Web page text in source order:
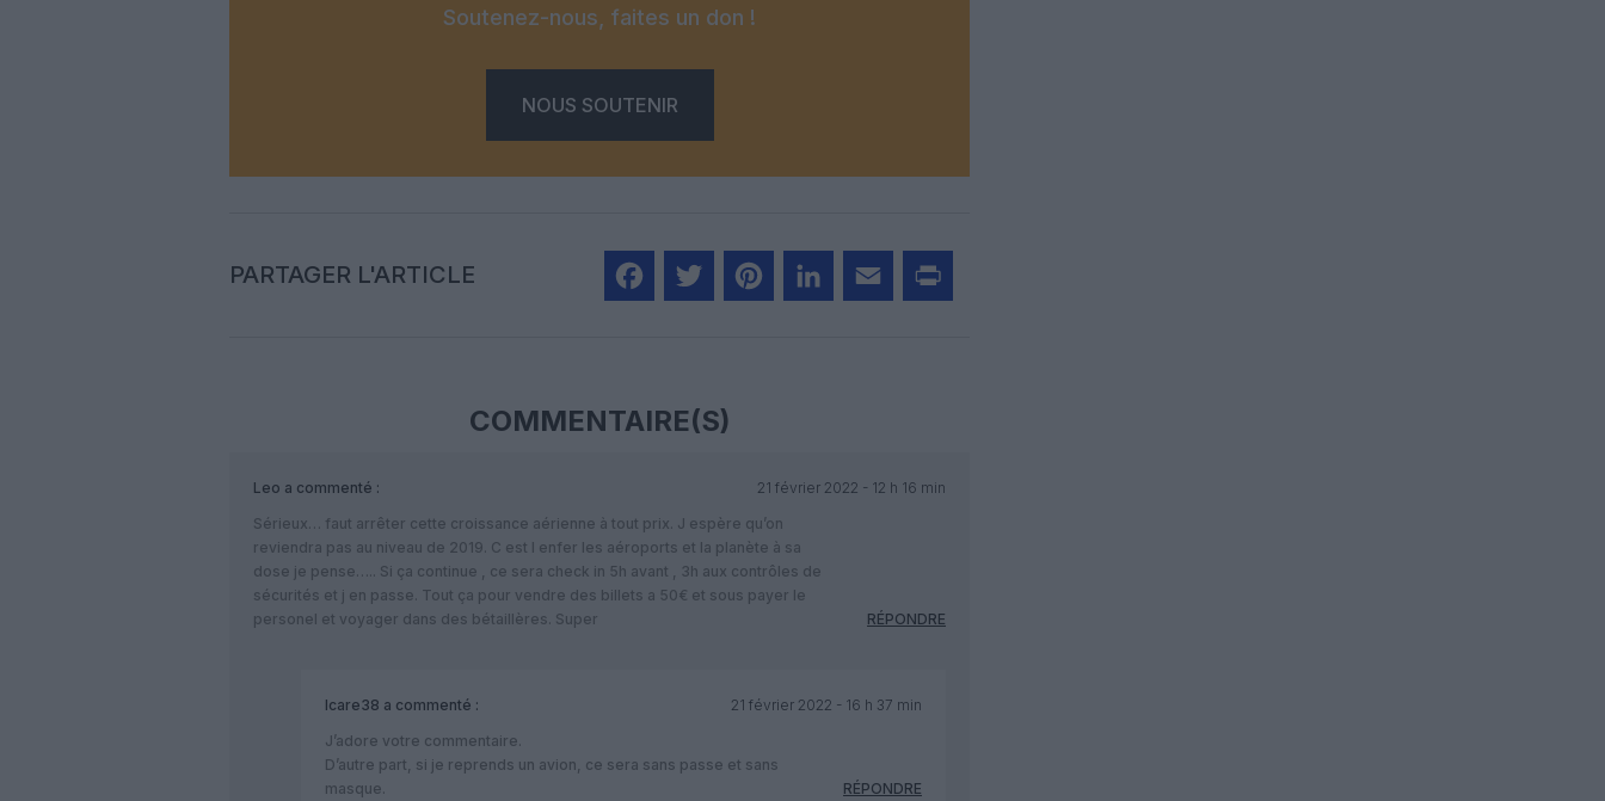
Soutenez-nous, faites un don !
NOUS SOUTENIR
PARTAGER L'ARTICLE
COMMENTAIRE(S)
Leo a commenté :
21 février 2022 - 12 h 16 min
Sérieux… faut arrêter cette croissance aérienne à tout prix. J espère qu’on
reviendra pas au niveau de 2019. C est l enfer les aéroports et la planète à sa
dose je pense….. Si ça continue , ce sera check in 5h avant , 3h aux contrôles de
sécurités et j en passe. Tout ça pour vendre des billets a 50€ et sous payer le
personel et voyager dans des bétaillères. Super
RÉPONDRE
Icare38 a commenté :
21 février 2022 - 16 h 37 min
J’adore votre commentaire.
D’autre part, si je reprends un avion, ce sera sans passe et sans
masque.
RÉPONDRE